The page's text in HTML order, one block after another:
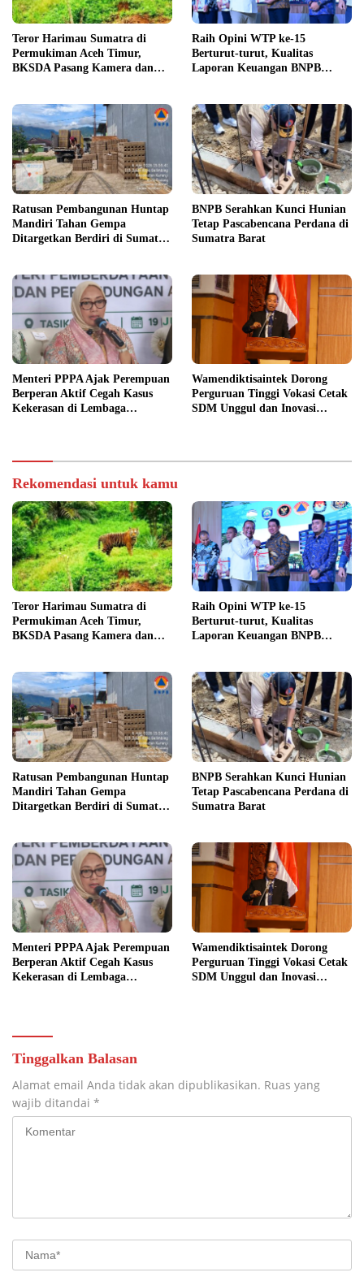
Teror Harimau Sumatra di
Permukiman Aceh Timur,
BKSDA Pasang Kamera dan
Raih Opini WTP ke-15
Berturut-turut, Kualitas
Laporan Keuangan BNPB
Ratusan Pembangunan Huntap
Mandiri Tahan Gempa
Ditargetkan Berdiri di Sumatra
BNPB Serahkan Kunci Hunian
Tetap Pascabencana Perdana di
Sumatra Barat
Menteri PPPA Ajak Perempuan
Berperan Aktif Cegah Kasus
Kekerasan di Lembaga
Wamendiktisaintek Dorong
Perguruan Tinggi Vokasi Cetak
SDM Unggul dan Inovasi
Rekomendasi untuk kamu
Teror Harimau Sumatra di
Permukiman Aceh Timur,
BKSDA Pasang Kamera dan
Raih Opini WTP ke-15
Berturut-turut, Kualitas
Laporan Keuangan BNPB
Ratusan Pembangunan Huntap
Mandiri Tahan Gempa
Ditargetkan Berdiri di Sumatra
BNPB Serahkan Kunci Hunian
Tetap Pascabencana Perdana di
Sumatra Barat
Menteri PPPA Ajak Perempuan
Berperan Aktif Cegah Kasus
Kekerasan di Lembaga
Wamendiktisaintek Dorong
Perguruan Tinggi Vokasi Cetak
SDM Unggul dan Inovasi
Tinggalkan Balasan
Alamat email Anda tidak akan dipublikasikan. Ruas yang
wajib ditandai *